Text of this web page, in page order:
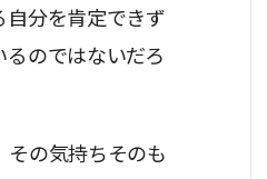
自分を肯定できず
のではないだろ
その気持ちそのも